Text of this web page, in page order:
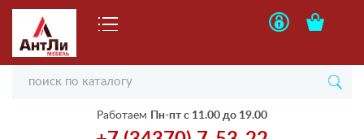
Работаем Пн-пт с 11.00 до 19.00